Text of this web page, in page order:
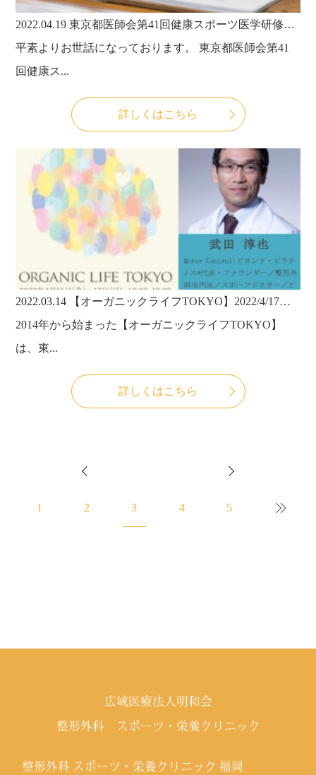
2022.04.19 東京都医師会第41回健康スポーツ医学研修会にて、理事長・武田淳也先生が講演いたします。
平素よりお世話になっております。 東京都医師会第41
回健康ス...
詳しくはこちら
2022.03.14
【オーガニックライフTOKYO】2022/4/17（日）代表・武田淳也医師が今年も登壇いたします！今年は3年ぶりのリアル+オンラインのハイブリッド開催です！
2014年から始まった【オーガニックライフTOKYO】
は、東...
詳しくはこちら
1 2 3 4 5
広域医療法人明和会
整形外科 スポーツ・栄養クリニック
整形外科 スポーツ・栄養クリニック 福岡